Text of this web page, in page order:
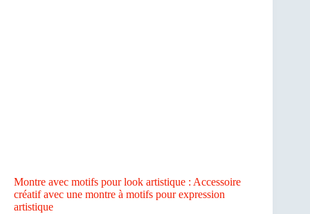
Montre avec motifs pour look artistique : Accessoire
créatif avec une montre à motifs pour expression
artistique